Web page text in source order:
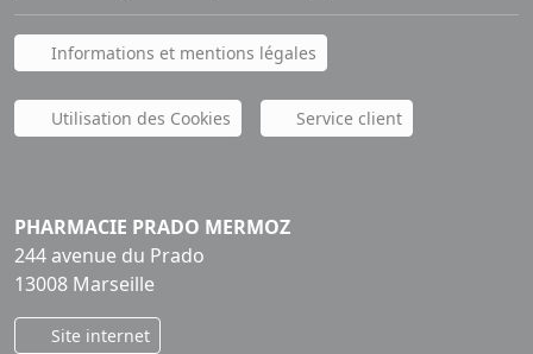
Informations et mentions légales
Utilisation des Cookies Service client
PHARMACIE PRADO MERMOZ
244 avenue du Prado
13008 Marseille
Site internet